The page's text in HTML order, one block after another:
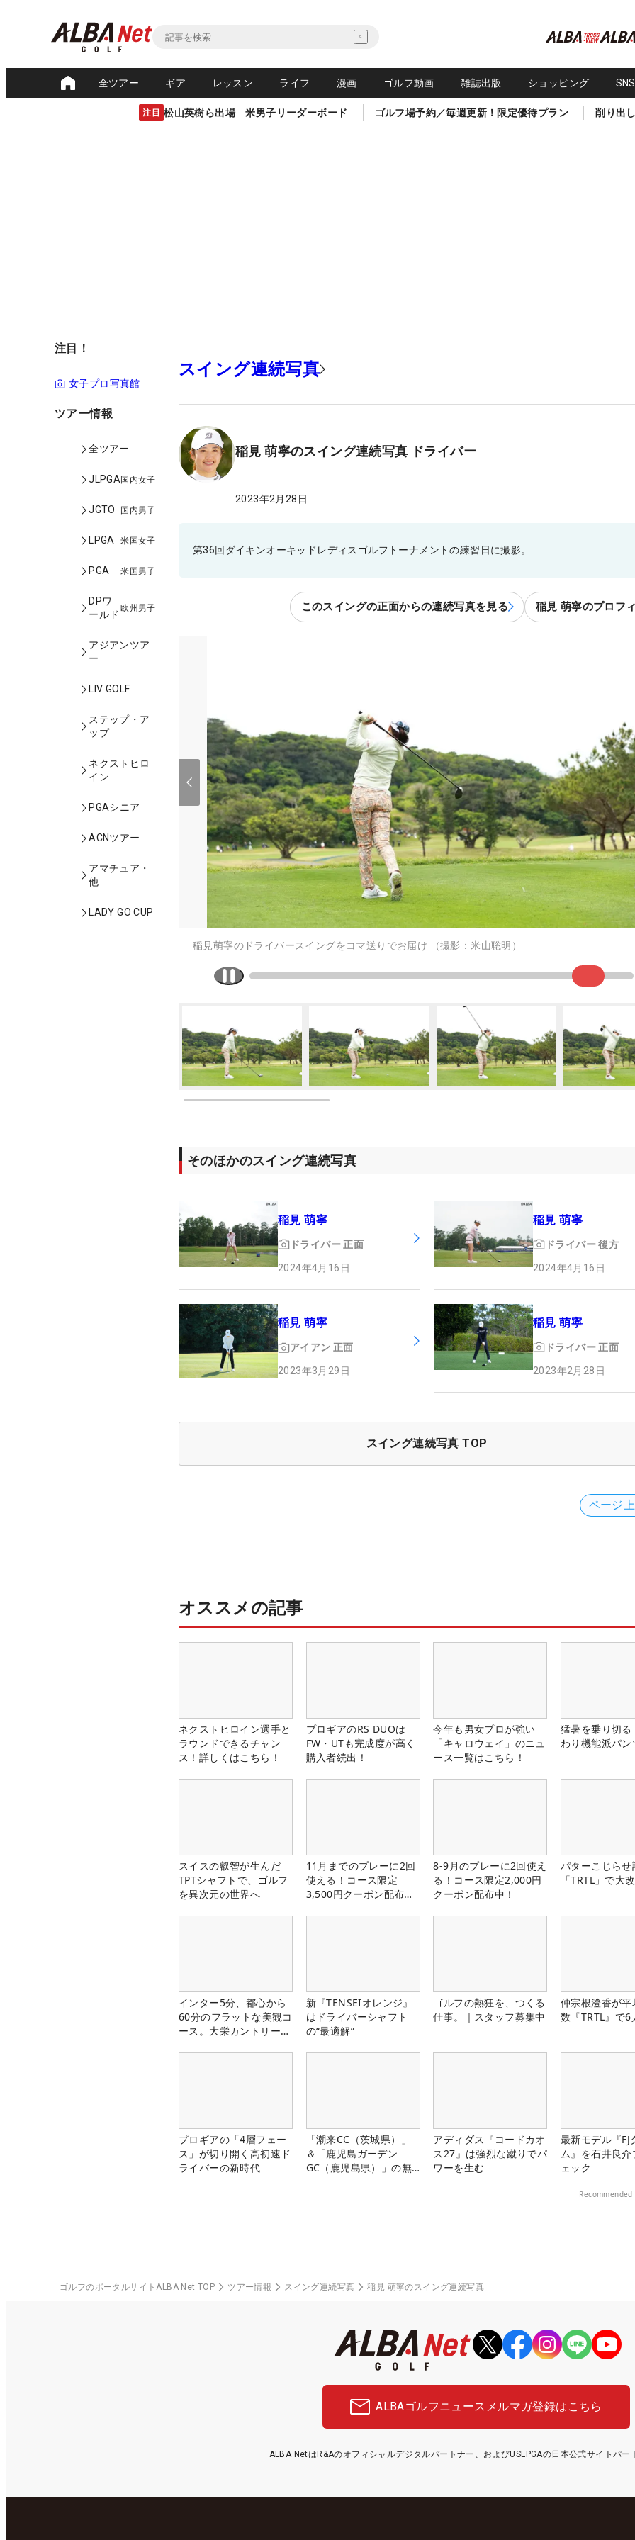
全ツアー ギア レッスン ライフ 漫画 ゴルフ動画 雑誌出版 ショッピング
注目 松山英樹ら出場 米男子リーダーボード ゴルフ場予約／毎週更新！限定優待プラン 削り出
注目！
女子プロ写真館
ツアー情報
全ツアー
JLPGA国内女子
JGTO 国内男子
LPGA 米国女子
PGA 米国男子
DPワ
ールド
欧州男子
アジアンツア
ー
LIV GOLF
ステップ・ア
ップ
ネクストヒロ
イン
PGAシニア
ACNツアー
アマチュア・
他
LADY GO CUP
スイング連続写真
稲見 萌寧のスイング連続写真 ドライバー
2023年2月28日
第36回ダイキンオーキッドレディスゴルフトーナメントの練習日に撮影。
このスイングの正面からの連続写真を見る 稲見 萌寧のプロフ
稲見萌寧のドライバースイングをコマ送りでお届け （撮影：米山聡明）
そのほかのスイング連続写真
稲見 萌寧
ドライバー 正面
2024年4月16日
稲見 萌寧
ドライバー 後方
2024年4月16日
稲見 萌寧
アイアン 正面
2023年3月29日
稲見 萌寧
ドライバー 正面
2023年2月28日
スイング連続写真 TOP
ページ
オススメの記事
ネクストヒロイン選手と
ラウンドできるチャン
ス！詳しくはこちら！
プロギアのRS DUOは
FW・UTも完成度が高く
購入者続出！
今年も男女プロが強い
「キャロウェイ」のニュ
ース一覧はこちら！
猛暑を乗り切
わり機能派パン
スイスの叡智が生んだ
TPTシャフトで、ゴルフ
を異次元の世界へ
11月までのプレーに2回
使える！コース限定
3,500円クーポン配布
8-9月のプレーに2回使え
る！コース限定2,000円
クーポン配布中！
パターこじらせ
「TRTL」で大
インター5分、都心から
60分のフラットな美観コ
ース。大栄カントリー俱
新『TENSEIオレンジ』
はドライバーシャフト
の“最適解”
ゴルフの熱狂を、つくる
仕事。｜スタッフ募集中
仲宗根澄香が
数『TRTL』で6
プロギアの「4層フェー
ス」が切り開く高初速ド
ライバーの新時代
「潮来CC（茨城県）」
＆「鹿児島ガーデン
GC（鹿児島県）」の無
アディダス『コードカオ
ス27』は強烈な蹴りでパ
ワーを生む
最新モデル『FJ
ム』を石井良
ェック
Recommended
ゴルフのポータルサイトALBA Net TOP ツアー情報 スイング連続写真 稲見 萌寧のスイング連続写真
ALBAゴルフニュース メルマガ登録はこちら
ALBA NetはR&Aのオフィシャルデジタルパートナー、およびUSLPGAの日本公式サイトパー